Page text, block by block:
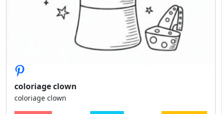
coloriage clown
coloriage clown